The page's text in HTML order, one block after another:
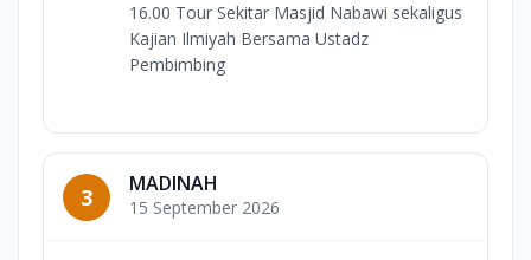
16.00 Tour Sekitar Masjid Nabawi sekaligus
Kajian Ilmiyah Bersama Ustadz
Pembimbing
3 MADINAH
15 September 2026